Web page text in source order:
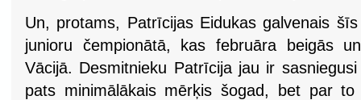
Un, protams, Patrīcijas Eidukas galvenais
junioru čempionātā, kas februāra beigās
Vācijā. Desmitnieku Patrīcija jau ir
pats minimālākais mērķis šogad, bet par